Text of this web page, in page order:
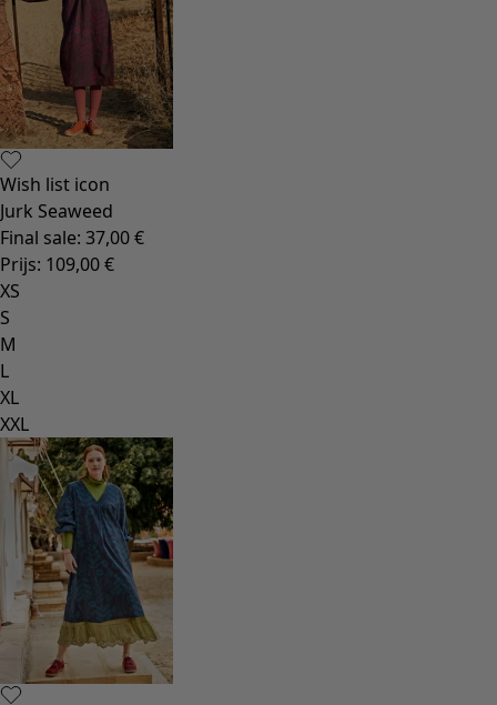
Wish list icon
Jurk Seaweed
Final sale: 37,00 €
Prijs: 109,00 €
XS
S
M
L
XL
XXL